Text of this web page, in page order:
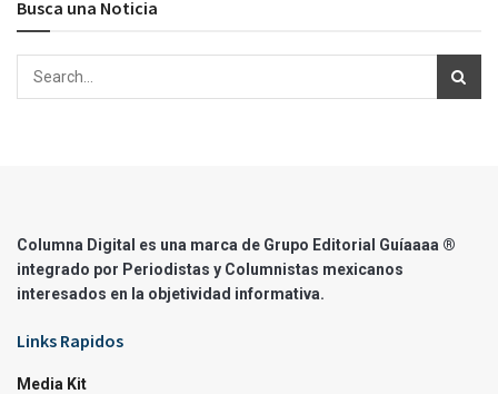
Busca una Noticia
Columna Digital es una marca de Grupo Editorial Guíaaaa ®
integrado por Periodistas y Columnistas mexicanos
interesados en la objetividad informativa.
Links Rapidos
Media Kit